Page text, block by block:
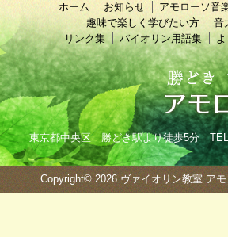
ホーム お知らせ
アモローソ音
趣味で楽しく学びたい方
音
リンク集
バイオリン用語集
東京都中央区 勝どき駅より徒歩5分
Copyright© 2026 ヴァイオリン教室 ア